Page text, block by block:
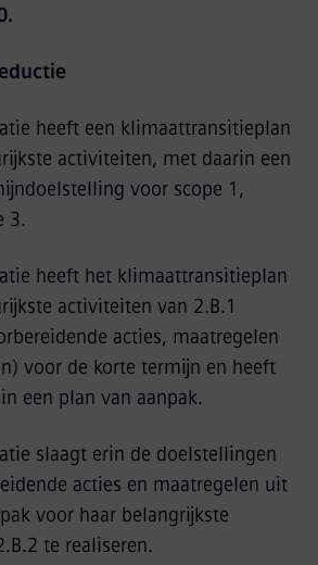
heeft een klimaattransitieplan
activiteiten, met daarin een
voor scope 1,
3.
heeft het klimaattransitieplan
activiteiten van 2.B.1
acties, maatregelen
voor de korte termijn en heeft
een plan van aanpak.
slaagt erin de doelstellingen
acties en maatregelen uit
voor haar belangrijkste
te realiseren.